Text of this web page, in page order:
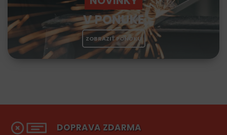
V PONUKE
ZOBRAZIŤ PONUKU
DOPRAVA ZDARMA